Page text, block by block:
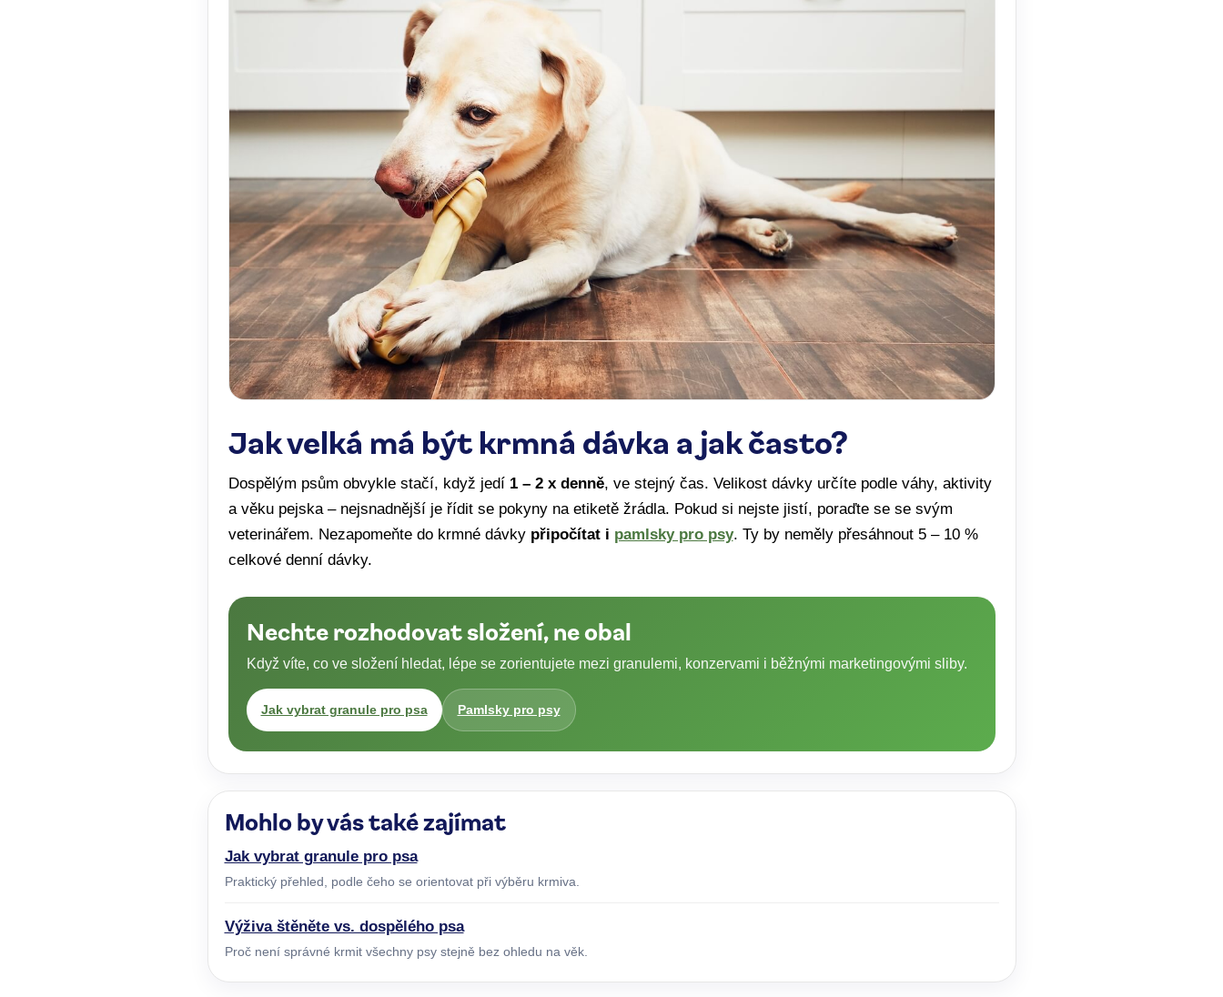
Jak velká má být krmná dávka a jak často?
Dospělým psům obvykle stačí, když jedí 1 – 2 x denně, ve stejný čas. Velikost dávky určíte podle váhy, aktivity
a věku pejska – nejsnadnější je řídit se pokyny na etiketě žrádla. Pokud si nejste jistí, poraďte se se svým
veterinářem. Nezapomeňte do krmné dávky připočítat i pamlsky pro psy. Ty by neměly přesáhnout 5 – 10 %
celkové denní dávky.
Nechte rozhodovat složení, ne obal
Když víte, co ve složení hledat, lépe se zorientujete mezi granulemi, konzervami i běžnými marketingovými sliby.
Jak vybrat granule pro psa Pamlsky pro psy
Mohlo by vás také zajímat
Jak vybrat granule pro psa
Praktický přehled, podle čeho se orientovat při výběru krmiva.
Výživa štěněte vs. dospělého psa
Proč není správné krmit všechny psy stejně bez ohledu na věk.